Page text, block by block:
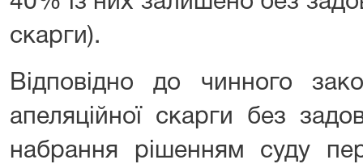
скарги).
Відповідно до чинного
апеляційної скарги без
набрання рішенням суду